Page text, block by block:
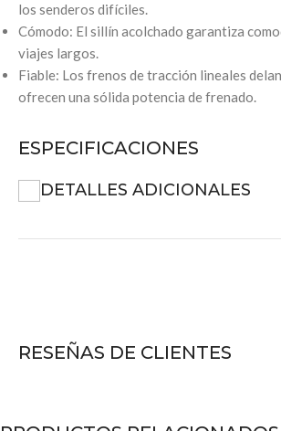
los senderos difíciles.
Cómodo: El sillín acolchado garantiza
viajes largos.
Fiable: Los frenos de tracción lineales
ofrecen una sólida potencia de frenado.
ESPECIFICACIONES
DETALLES ADICIONALES
RESEÑAS DE CLIENTES